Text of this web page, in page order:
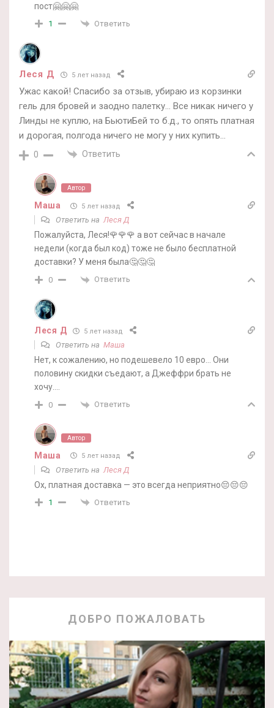
пост🤗🤗🤗
1 Ответить
Леся Д 5 лет назад
Ужас какой! Спасибо за отзыв, убираю из корзинки
гель для бровей и заодно палетку… Все никак ничего у
Линды не куплю, на БьютиБей то б.д., то опять платная
и дорогая, полгода ничего не могу у них купить…
0 Ответить
Автор
Маша 5 лет назад
Ответить наЛеся Д
Пожалуйста, Леся!🌹🌹🌹 а вот сейчас в начале
недели (когда был код) тоже не было бесплатной
доставки? У меня была🤔🤔🤔
0 Ответить
Леся Д 5 лет назад
Ответить на Маша
Нет, к сожалению, но подешевело 10 евро… Они
половину скидки съедают, а Джеффри брать не
хочу….
0 Ответить
Автор
Маша 5 лет назад
Ответить на Леся Д
Ох, платная доставка — это всегда неприятно😔😔😔
1 Ответить
ДОБРО ПОЖАЛОВАТЬ